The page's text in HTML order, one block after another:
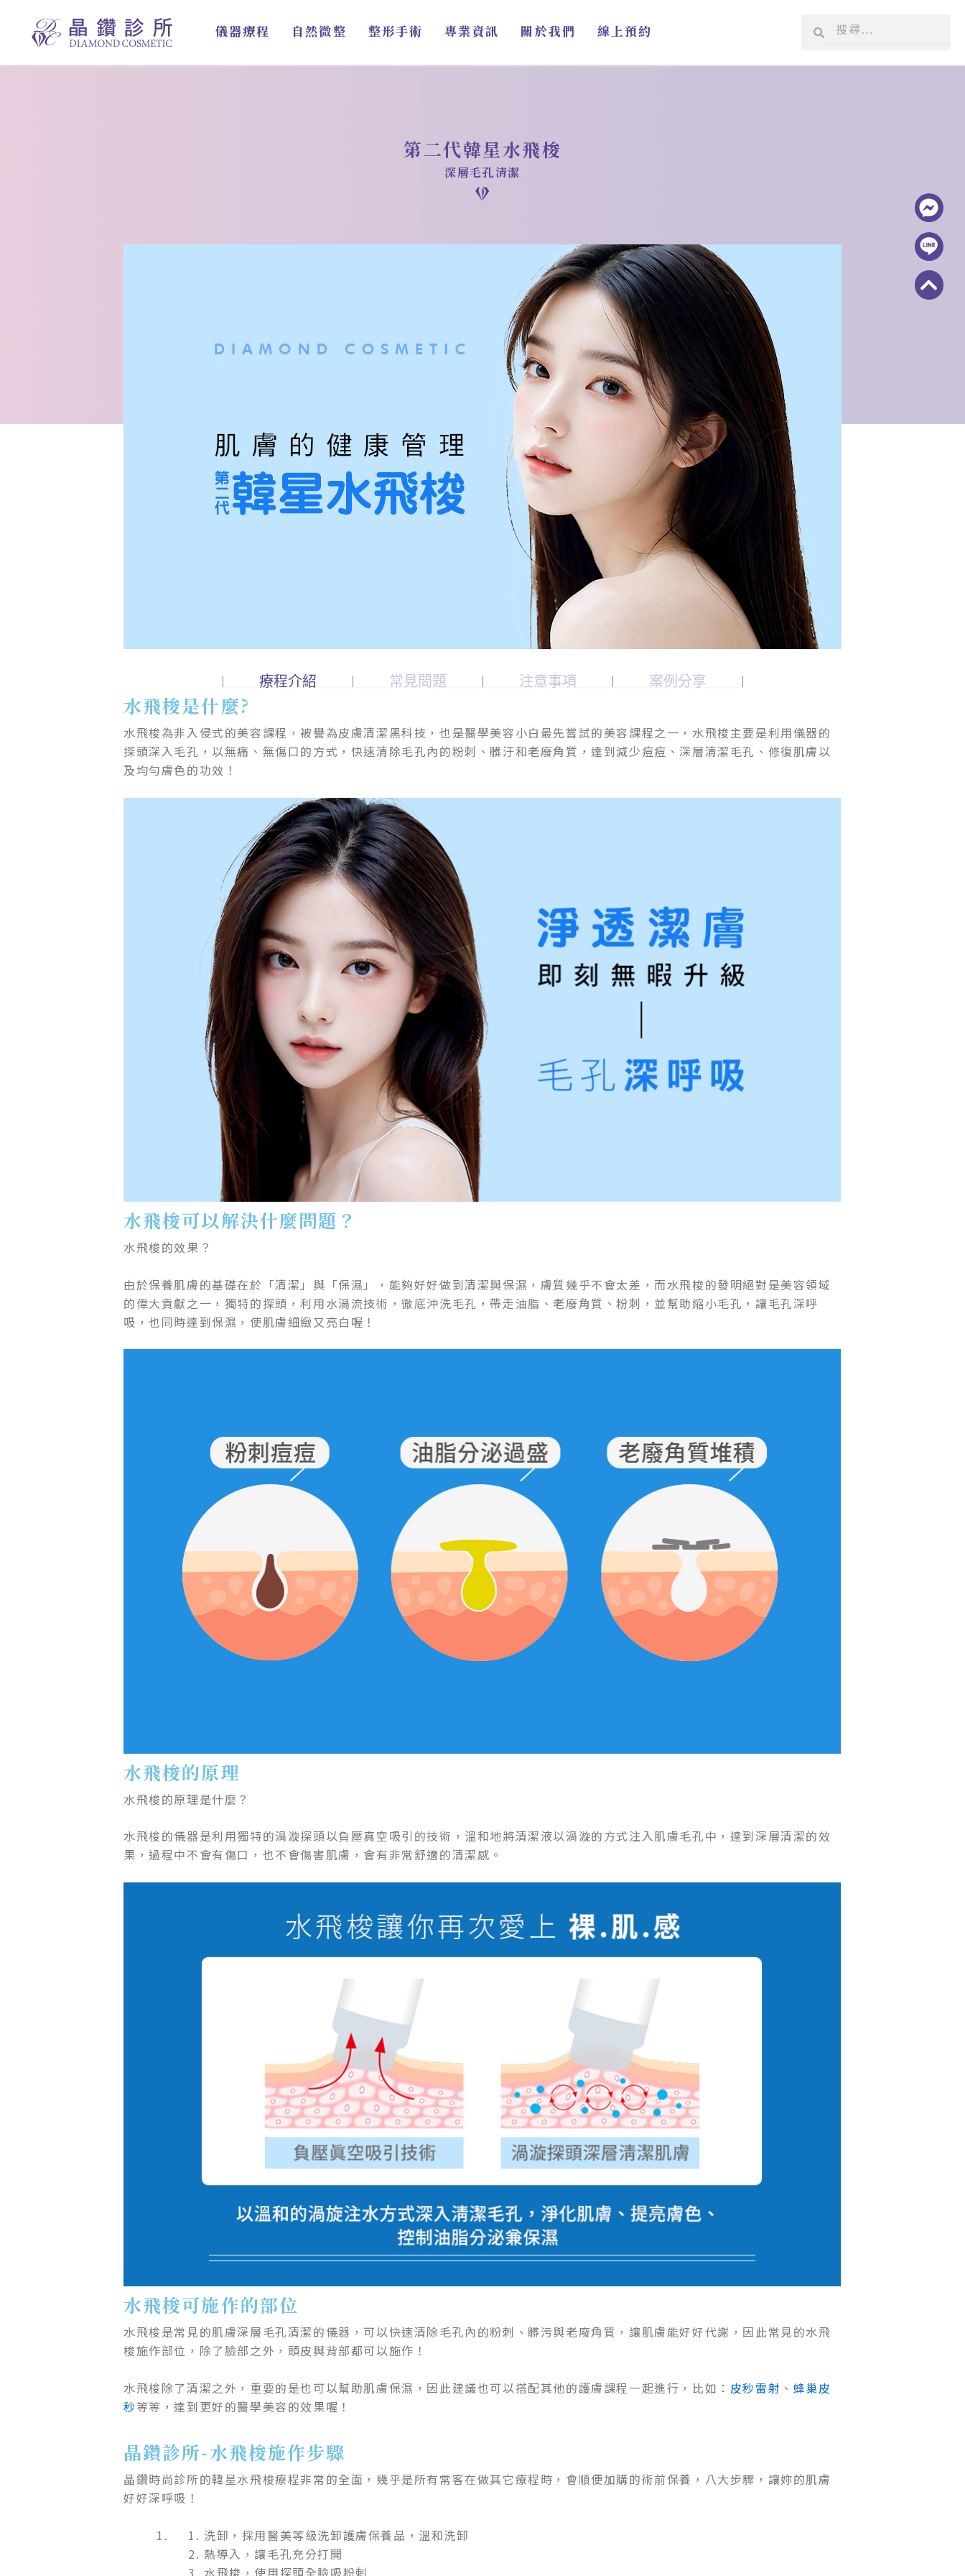
要
儀器療程 自然微整 整形手術 專業資訊 關於我們 線上預約
尋
第二代韓星水飛梭
深層毛孔清潔
療程介紹 常見問題 注意事項 案例分享
水飛梭是什麼?
水飛梭為非入侵式的美容課程，被譽為皮膚清潔黑科技，也是醫學美容小白最先嘗試的美容課程之一，水飛梭主要是利用儀器的
探頭深入毛孔，以無痛、無傷口的方式，快速清除毛孔內的粉刺、髒汙和老廢角質，達到減少痘痘、深層清潔毛孔、修復肌膚以
及均勻膚色的功效！
水飛梭可以解決什麼問題？
水飛梭的效果？
由於保養肌膚的基礎在於「清潔」與「保濕」，能夠好好做到清潔與保濕，膚質幾乎不會太差，而水飛梭的發明絕對是美容領域
的偉大貢獻之一，獨特的探頭，利用水渦流技術，徹底沖洗毛孔，帶走油脂、老廢角質、粉刺，並幫助縮小毛孔，讓毛孔深呼
吸，也同時達到保濕，使肌膚細緻又亮白喔！
水飛梭的原理
水飛梭的原理是什麼？
水飛梭的儀器是利用獨特的渦漩探頭以負壓真空吸引的技術，溫和地將清潔液以渦漩的方式注入肌膚毛孔中，達到深層清潔的效
果，過程中不會有傷口，也不會傷害肌膚，會有非常舒適的清潔感。
水飛梭可施作的部位
水飛梭是常見的肌膚深層毛孔清潔的儀器，可以快速清除毛孔內的粉刺、髒污與老廢角質，讓肌膚能好好代謝，因此常見的水飛
梭施作部位，除了臉部之外，頭皮與背部都可以施作！
水飛梭除了清潔之外，重要的是也可以幫助肌膚保濕，因此建議也可以搭配其他的護膚課程一起進行，比如： 皮秒雷射 、 蜂巢皮
秒等等，達到更好的醫學美容的效果喔！
晶鑽診所-水飛梭施作步驟
晶鑽時尚診所的韓星水飛梭療程非常的全面，幾乎是所有常客在做其它療程時，會順便加購的術前保養，八大步驟，讓妳的肌膚
好好深呼吸！
洗卸，採用醫美等級洗卸護膚保養品，溫和洗卸
熱導入，讓毛孔充分打開
水飛梭，使用探頭全臉吸粉刺